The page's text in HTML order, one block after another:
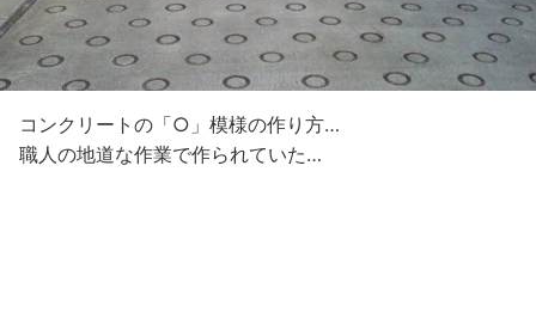
コンクリートの「○」模様の作り方…
職人の地道な作業で作られていた…